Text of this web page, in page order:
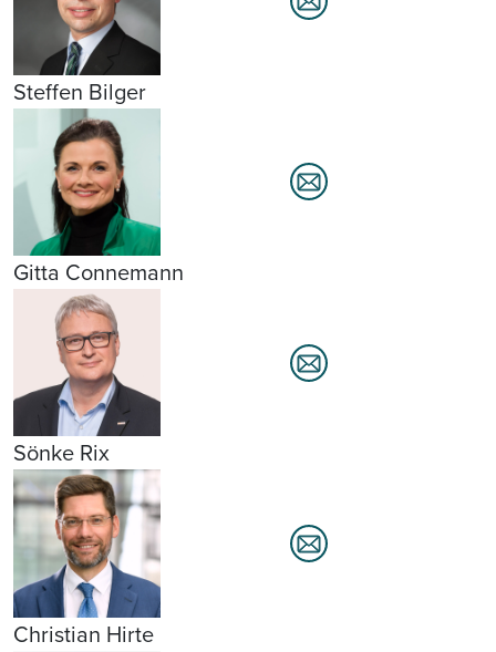
Steffen Bilger
Gitta Connemann
Sönke Rix
Christian Hirte